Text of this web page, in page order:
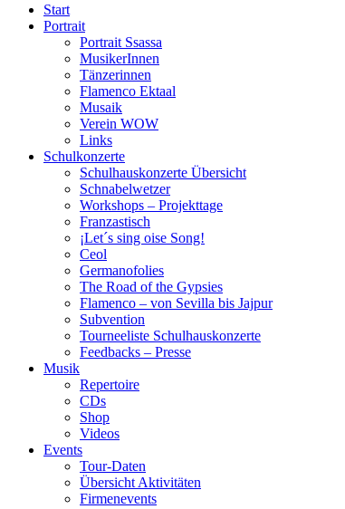
Start
Portrait
Portrait Ssassa
MusikerInnen
Tänzerinnen
Flamenco Ektaal
Musaik
Verein WOW
Links
Schulkonzerte
Schulhauskonzerte Übersicht
Schnabelwetzer
Workshops – Projekttage
Franzastisch
¡Let´s sing oise Song!
Ceol
Germanofolies
The Road of the Gypsies
Flamenco – von Sevilla bis Jajpur
Subvention
Tourneeliste Schulhauskonzerte
Feedbacks – Presse
Musik
Repertoire
CDs
Shop
Videos
Events
Tour-Daten
Übersicht Aktivitäten
Firmenevents